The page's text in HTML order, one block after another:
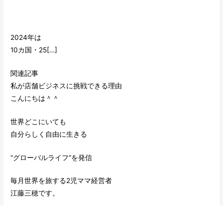
2024年は
10カ国・25[…]
関連記事
私が店舗ビジネスに挑戦できる理由
こんにちは＾＾
世界どこにいても
自分らしく自由に生きる
“グローバルライフ”を発信
毎月世界を旅する2児ママ経営者
江藤三穂です。